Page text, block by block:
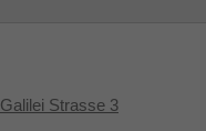
Strasse 3